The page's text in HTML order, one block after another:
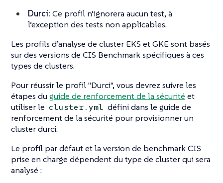
Durci: Ce profil n’ignorera aucun test, à
l’exception des tests non applicables.
Les profils d’analyse de cluster EKS et GKE sont basés
sur des versions de CIS Benchmark spécifiques à ces
types de clusters.
Pour réussir le profil "Durci", vous devrez suivre les
étapes du guide de renforcement de la sécurité et
utiliser le cluster.yml défini dans le guide de
renforcement de la sécurité pour provisionner un
cluster durci.
Le profil par défaut et la version de benchmark CIS
prise en charge dépendent du type de cluster qui sera
analysé :